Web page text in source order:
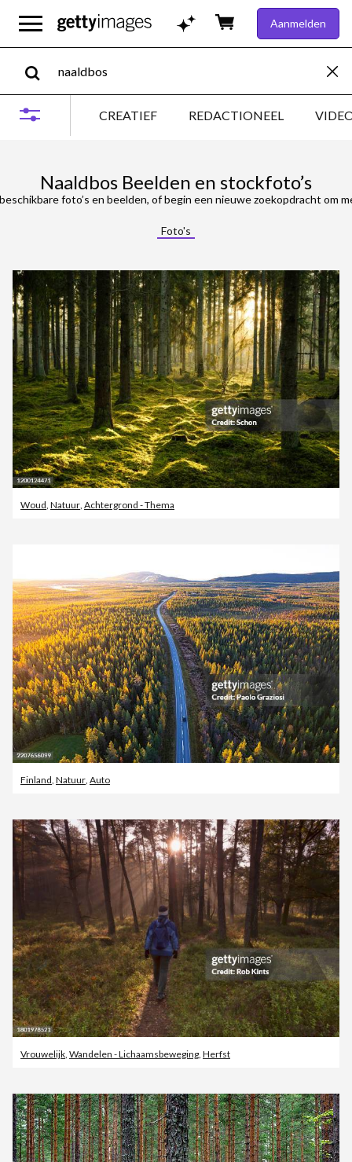
Aanmelden
CREATIEF REDACTIONEEL
Naaldbos Beelden en stockfoto’s
foto’s en beelden, of begin een nieuwe zoekopdracht om
Foto's
Woud, Natuur, Achtergrond - Thema
Finland Natuur Auto
Vrouwelijk Wandelen - Lichaamsbeweging Herfst